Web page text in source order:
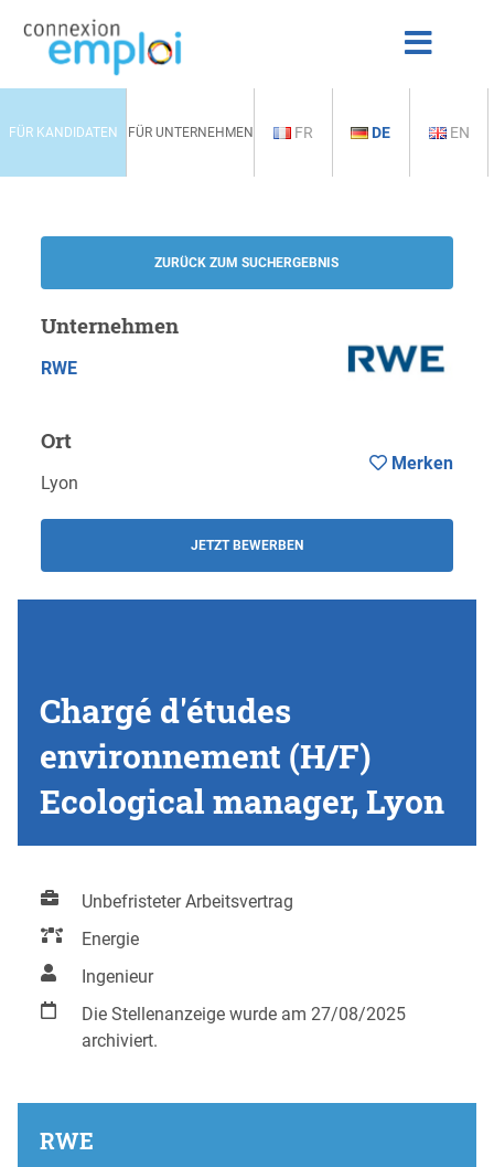
FÜR KANDIDATEN FÜR UNTERNEHMEN FR DE EN
ZURÜCK ZUM SUCHERGEBNIS
Unternehmen
RWE
Ort
Lyon
JETZT BEWERBEN
Merken
Chargé d'études
environnement (H/F)
Ecological manager, Lyon
Unbefristeter Arbeitsvertrag
Energie
Ingenieur
Die Stellenanzeige wurde am 27/08/2025
archiviert.
RWE